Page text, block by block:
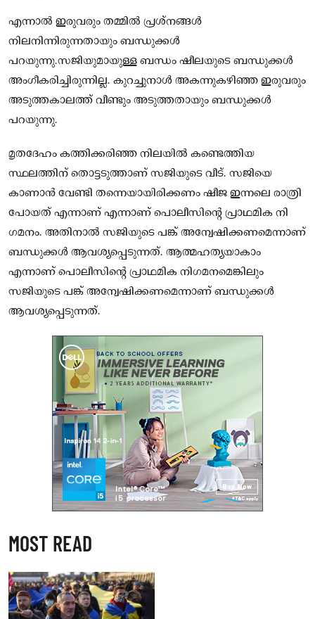
എന്നാല്‍ ഇരുവരും തമ്മില്‍ പ്രശ്‌നങ്ങള്‍
നിലനിന്നിരുന്നതായും ബന്ധുക്കള്‍
പറയുന്നു.സജിയുമായുള്ള ബന്ധം ഷീലയുടെ ബന്ധുക്കള്‍
അംഗീകരിച്ചിരുന്നില്ല. കുറച്ചുനാള്‍ അകന്നുകഴിഞ്ഞ ഇരുവരും
അടുത്തകാലത്ത് വീണ്ടും അടുത്തതായും ബന്ധുക്കള്‍
പറയുന്നു.
മൃതദേഹം കത്തിക്കരിഞ്ഞ നിലയില്‍ കണ്ടെത്തിയ
സ്ഥലത്തിന് തൊട്ടടുത്താണ് സജിയുടെ വീട്. സജിയെ
കാണാന്‍ വേണ്ടി തന്നെയായിരിക്കണം ഷീജ ഇന്നലെ രാത്രി
പോയത് എന്നാണ് എന്നാണ് പൊലീസിന്റെ പ്രാഥമിക നി​
ഗമനം. അതിനാല്‍ സജിയുടെ പങ്ക് അന്വേഷിക്കണമെന്നാണ്
ബന്ധുക്കള്‍ ആവശ്യപ്പെടുന്നത്. ആത്മഹത്യയാകാം
എന്നാണ് പൊലീസിന്റെ പ്രാഥമിക നിഗമനമെങ്കിലും
സജിയുടെ പങ്ക് അന്വേഷിക്കണമെന്നാണ് ബന്ധുക്കള്‍
ആവശ്യപ്പെടുന്നത്.
MOST READ